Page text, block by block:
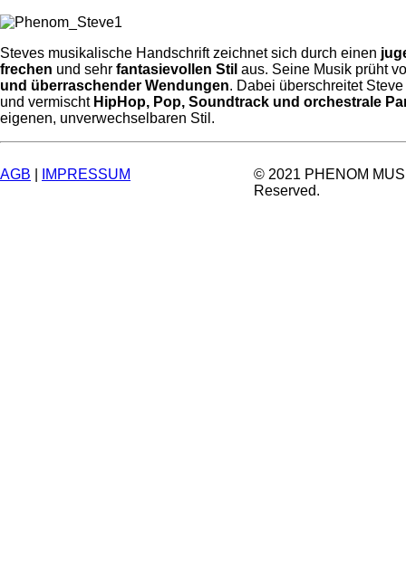
Steves musikalische Handschrift zeichnet sich durch einen
frechen und sehr fantasievollen Stil aus. Seine Musik prüht
und überraschender Wendungen. Dabei überschreitet
und vermischt HipHop, Pop, Soundtrack und orchestrale
eigenen, unverwechselbaren Stil.
AGB IMPRESSUM
© 2021 PHENOM
Reserved.